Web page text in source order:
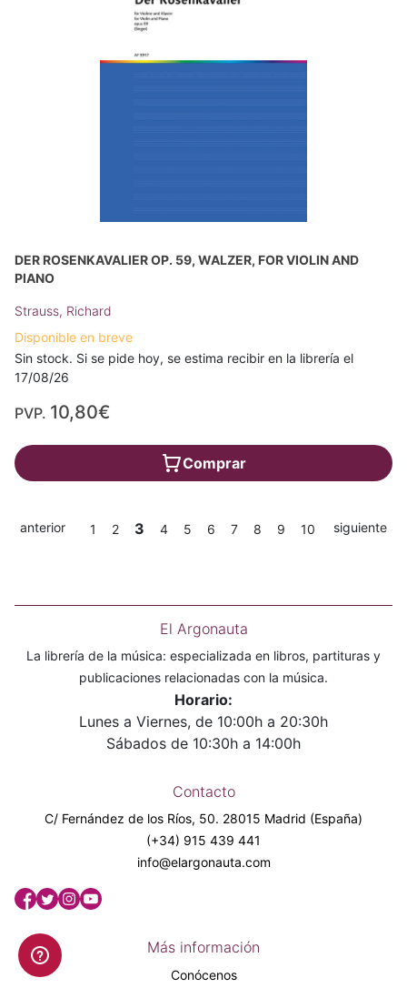
DER ROSENKAVALIER OP. 59, WALZER, FOR VIOLIN AND
PIANO
Strauss, Richard
Disponible en breve
Sin stock. Si se pide hoy, se estima recibir en la librería el
17/08/26
PVP. 10,80€
Comprar
anterior 1 2 3 4 5 6 7 8 9 10 siguiente
El Argonauta
La librería de la música: especializada en libros, partituras y
publicaciones relacionadas con la música.
Horario:
Lunes a Viernes, de 10:00h a 20:30h
Sábados de 10:30h a 14:00h
Contacto
C/ Fernández de los Ríos, 50. 28015 Madrid (España)
(+34) 915 439 441
info@elargonauta.com
Más información
Conócenos